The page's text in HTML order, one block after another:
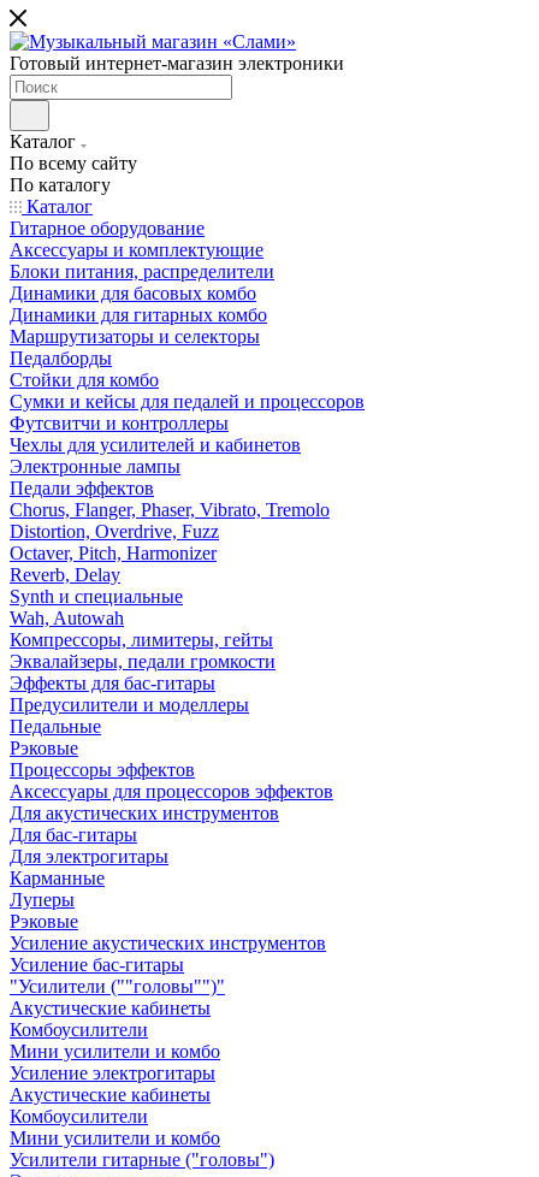
Готовый интернет-магазин электроники
Каталог
По всему сайту
По каталогу
Каталог
Гитарное оборудование
Аксессуары и комплектующие
Блоки питания, распределители
Динамики для басовых комбо
Динамики для гитарных комбо
Маршрутизаторы и селекторы
Педалборды
Стойки для комбо
Сумки и кейсы для педалей и процессоров
Футсвитчи и контроллеры
Чехлы для усилителей и кабинетов
Электронные лампы
Педали эффектов
Chorus, Flanger, Phaser, Vibrato, Tremolo
Distortion, Overdrive, Fuzz
Octaver, Pitch, Harmonizer
Reverb, Delay
Synth и специальные
Wah, Autowah
Компрессоры, лимитеры, гейты
Эквалайзеры, педали громкости
Эффекты для бас-гитары
Предусилители и моделлеры
Педальные
Рэковые
Процессоры эффектов
Аксессуары для процессоров эффектов
Для акустических инструментов
Для бас-гитары
Для электрогитары
Карманные
Луперы
Рэковые
Усиление акустических инструментов
Усиление бас-гитары
"Усилители (""головы"")"
Акустические кабинеты
Комбоусилители
Мини усилители и комбо
Усиление электрогитары
Акустические кабинеты
Комбоусилители
Мини усилители и комбо
Усилители гитарные ("головы")